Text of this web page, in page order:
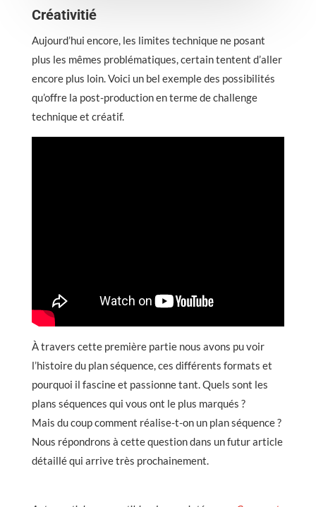
Créativitié
Aujourd’hui encore, les limites technique ne posant
plus les mêmes problématiques, certain tentent d’aller
encore plus loin. Voici un bel exemple des possibilités
qu’offre la post-production en terme de challenge
technique et créatif.
À travers cette première partie nous avons pu voir
l’histoire du plan séquence, ces différents formats et
pourquoi il fascine et passionne tant. Quels sont les
plans séquences qui vous ont le plus marqués ?
Mais du coup comment réalise-t-on un plan séquence ?
Nous répondrons à cette question dans un futur article
détaillé qui arrive très prochainement.